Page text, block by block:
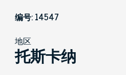
编号: 14547
地区
托斯卡纳